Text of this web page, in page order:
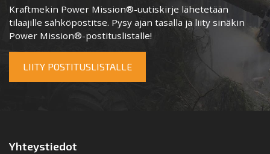
Kraftmekin Power Mission®-uutiskirje lähetetään
tilaajille sähköpostitse. Pysy ajan tasalla ja liity sinäkin
Power Mission®-postituslistalle!
LIITY POSTITUSLISTALLE
Yhteystiedot